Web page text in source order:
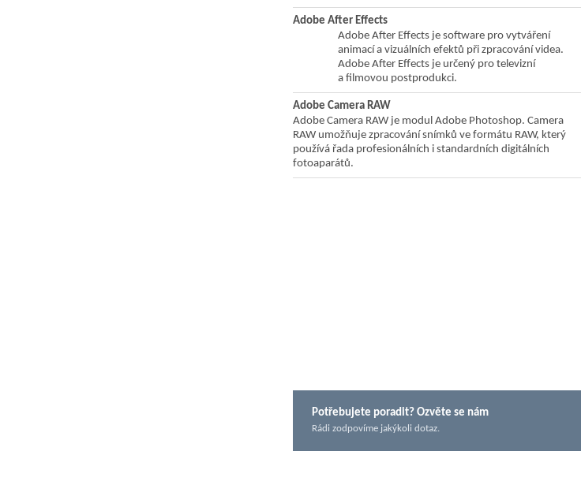
Adobe After Effects
Adobe After Effects je software pro vytváření
animací a vizuálních efektů při zpracování videa.
Adobe After Effects je určený pro televizní
a filmovou postprodukci.
Adobe Camera RAW
Adobe Camera RAW je modul Adobe Photoshop. Camera
RAW umožňuje zpracování snímků ve formátu RAW, který
používá řada profesionálních i standardních digitálních
fotoaparátů.
Potřebujete poradit? Ozvěte se nám
Rádi zodpovíme jakýkoli dotaz.